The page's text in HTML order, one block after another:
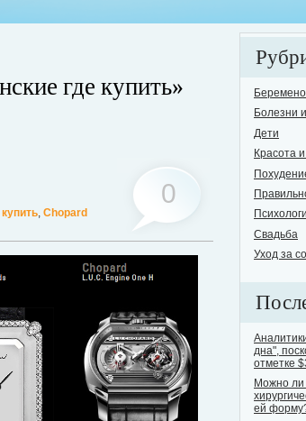
многие женщины, желающие поддерживать
чтобы легче было понять о чем идет
Хотелось бы
могут
Далее...
где купить»
, Chopard
0
Болезни
Дети
Красота
Свадьба
Уход за
дна",
отметке
Можно ли
ей